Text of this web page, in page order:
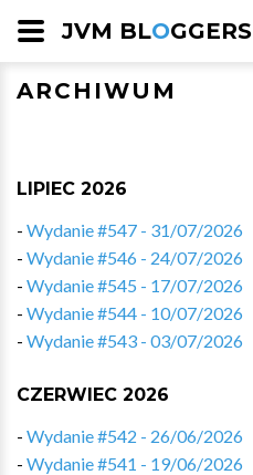
JVM BLOGGERS
ARCHIWUM
LIPIEC 2026
- Wydanie #547 - 31/07/2026
- Wydanie #546 - 24/07/2026
- Wydanie #545 - 17/07/2026
- Wydanie #544 - 10/07/2026
- Wydanie #543 - 03/07/2026
CZERWIEC 2026
- Wydanie #542 - 26/06/2026
- Wydanie #541 - 19/06/2026